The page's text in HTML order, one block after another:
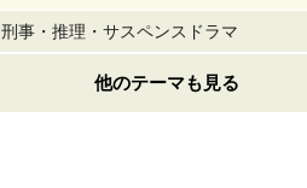
刑事・推理・サスペンスドラマ
他のテーマも見る